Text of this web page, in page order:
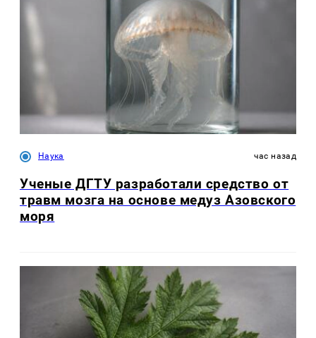
Наука час назад
Ученые ДГТУ разработали средство от
травм мозга на основе медуз Азовского
моря